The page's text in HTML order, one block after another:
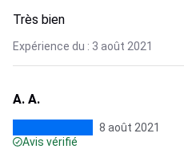
Très bien
Expérience du : 3 août 2021
A. A.
8 août 2021
Avis vérifié